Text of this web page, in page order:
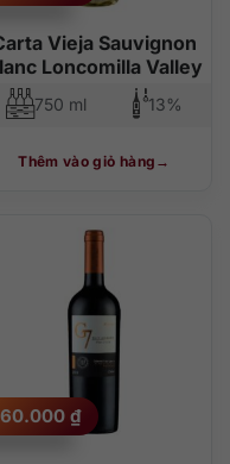
Vieja Sauvignon
Loncomilla Valley
750 ml 13%
Thêm vào giỏ hàng
₫